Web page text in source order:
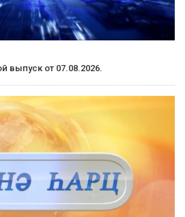
выпуск от 07.08.2026.